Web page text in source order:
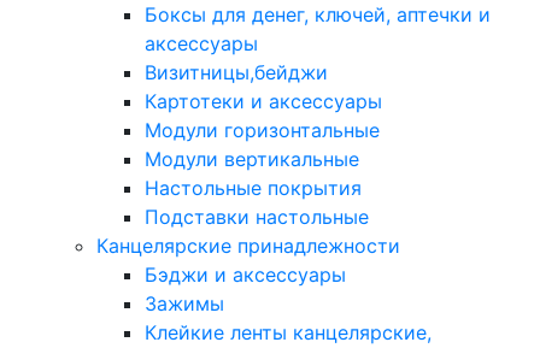
Боксы для денег, ключей, аптечки и
аксессуары
Визитницы,бейджи
Картотеки и аксессуары
Модули горизонтальные
Модули вертикальные
Настольные покрытия
Подставки настольные
Канцелярские принадлежности
Бэджи и аксессуары
Зажимы
Клейкие ленты канцелярские,